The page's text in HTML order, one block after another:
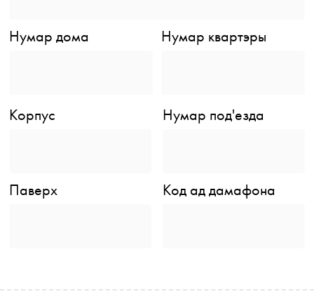
Нумар дома Нумар квартэры
Корпус Нумар под'езда
Паверх Код ад дамафона